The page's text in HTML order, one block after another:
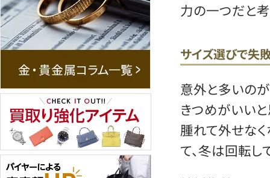
力の一つだと考
サイズ選びで失
意外と多いのが
きつめがいい
腫れて外せなく
て、冬は回転し